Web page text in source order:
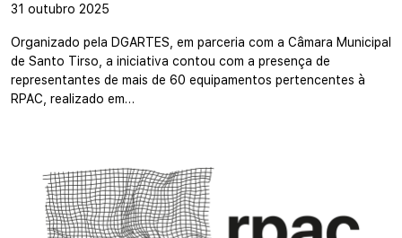
31 outubro 2025
Organizado pela DGARTES, em parceria com a Câmara Municipal
de Santo Tirso, a iniciativa contou com a presença de
representantes de mais de 60 equipamentos pertencentes à
RPAC, realizado em…